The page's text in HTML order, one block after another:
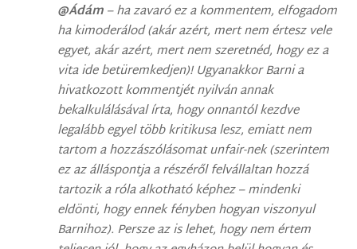
@Ádám– ha zavaró ez a kommentem, elfogadom
ha kimoderálod (akár azért, mert nem értesz vele
egyet, akár azért, mert nem szeretnéd, hogy ez a
vita ide betüremkedjen)! Ugyanakkor Barni a
hivatkozott kommentjét nyilván annak
bekalkulálásával írta, hogy onnantól kezdve
legalább egyel több kritikusa lesz, emiatt nem
tartom a hozzászólásomat unfair-nek (szerintem
ez az álláspontja a részéről felvállaltan hozzá
tartozik a róla alkotható képhez – mindenki
eldönti, hogy ennek fényben hogyan viszonyul
Barnihoz). Persze az is lehet, hogy nem értem